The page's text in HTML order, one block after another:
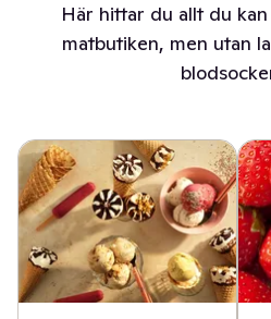
Här hittar du allt du
matbutiken, men utan